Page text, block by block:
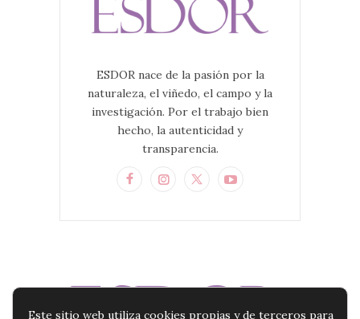
ESDOR nace de la pasión por la
naturaleza, el viñedo, el campo y la
investigación. Por el trabajo bien
hecho, la autenticidad y
transparencia.
Este sitio web utiliza cookies propias y de terceros para